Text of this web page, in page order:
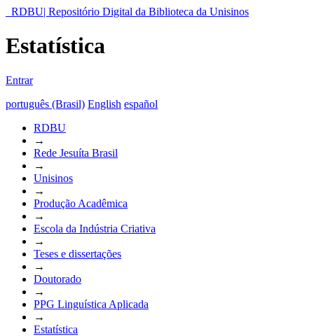
RDBU| Repositório Digital da Biblioteca da Unisinos
Estatística
Entrar
português (Brasil) English español
RDBU
→
Rede Jesuíta Brasil
→
Unisinos
→
Produção Acadêmica
→
Escola da Indústria Criativa
→
Teses e dissertações
→
Doutorado
→
PPG Linguística Aplicada
→
Estatística